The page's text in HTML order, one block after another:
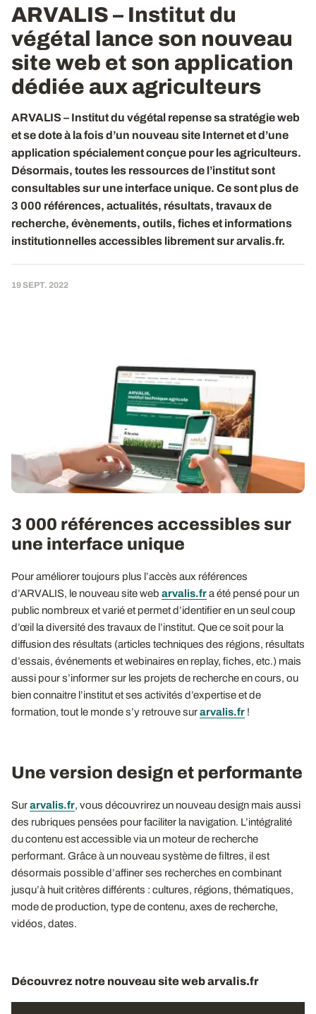
ARVALIS – Institut du
végétal lance son nouveau
site web et son application
dédiée aux agriculteurs
ARVALIS – Institut du végétal repense sa stratégie web
et se dote à la fois d’un nouveau site Internet et d’une
application spécialement conçue pour les agriculteurs.
Désormais, toutes les ressources de l’institut sont
consultables sur une interface unique. Ce sont plus de
3 000 références, actualités, résultats, travaux de
recherche, évènements, outils, fiches et informations
institutionnelles accessibles librement sur arvalis.fr.
19 SEPT. 2022
3 000 références accessibles sur
une interface unique
Pour améliorer toujours plus l’accès aux références
d’ARVALIS, le nouveau site web arvalis.fra été pensé pour un
public nombreux et varié et permet d’identifier en un seul coup
d’œil la diversité des travaux de l’institut. Que ce soit pour la
diffusion des résultats (articles techniques des régions, résultats
d’essais, événements et webinaires en replay, fiches, etc.) mais
aussi pour s’informer sur les projets de recherche en cours, ou
bien connaitre l’institut et ses activités d’expertise et de
formation, tout le monde s’y retrouve surarvalis.fr !
Une version design et performante
Surarvalis.fr, vous découvrirez un nouveau design mais aussi
des rubriques pensées pour faciliter la navigation. L’intégralité
du contenu est accessible via un moteur de recherche
performant. Grâce à un nouveau système de filtres, il est
désormais possible d’affiner ses recherches en combinant
jusqu’à huit critères différents : cultures, régions, thématiques,
mode de production, type de contenu, axes de recherche,
vidéos, dates.
Découvrez notre nouveau site web arvalis.fr